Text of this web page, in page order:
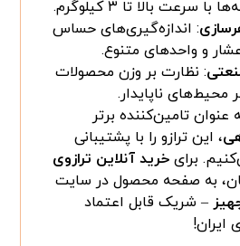
سرعت بالا تا ۳ کیلوگرم.
: اندازه‌گیری‌های حساس
و واحدهای متنوع.
: نظارت بر وزن محصولات
محیط‌های ناپایدار.
عنوان تامین‌کننده برتر
، این ترازو را با پشتیبانی
خرید آنلاین ترازوی
به صفحه محصول در سایت
– شریک قابل اعتماد
ایران!